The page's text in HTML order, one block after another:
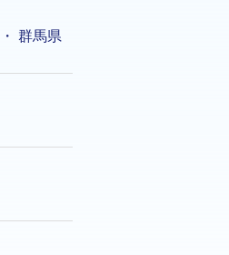
・ 群馬県